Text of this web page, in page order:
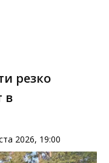
резко
в
2026, 19:00